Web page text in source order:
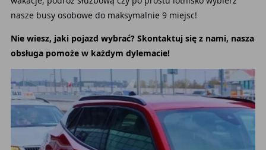
nasze busy osobowe do maksymalnie 9 miejsc!
Nie wiesz, jaki pojazd wybrać? Skontaktuj się z nami, nasza
obsługa pomoże w każdym dylemacie!